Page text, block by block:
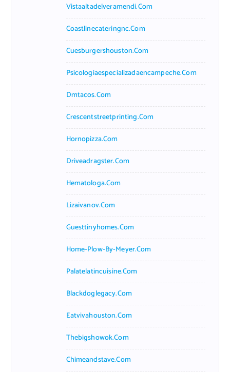
Vistaaltadelveramendi.com
Coastlinecateringnc.com
Cuesburgershouston.com
Psicologiaespecializadaencampeche.com
Dmtacos.com
Crescentstreetprinting.com
Hornopizza.com
Driveadragster.com
Hematologa.com
Lizaivanov.com
Guesttinyhomes.com
Home-Plow-By-Meyer.com
Palatelatincuisine.com
Blackdoglegacy.com
Eatvivahouston.com
Thebigshowok.com
Chimeandstave.com